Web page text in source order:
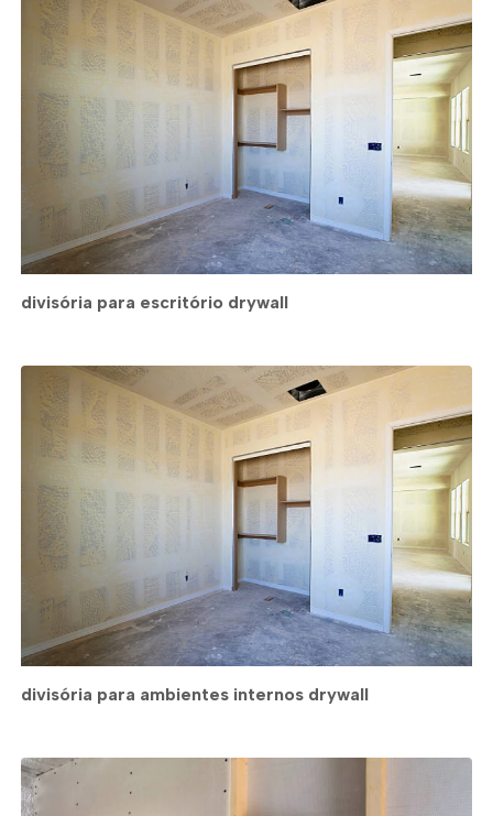
divisória para escritório drywall
divisória para ambientes internos drywall